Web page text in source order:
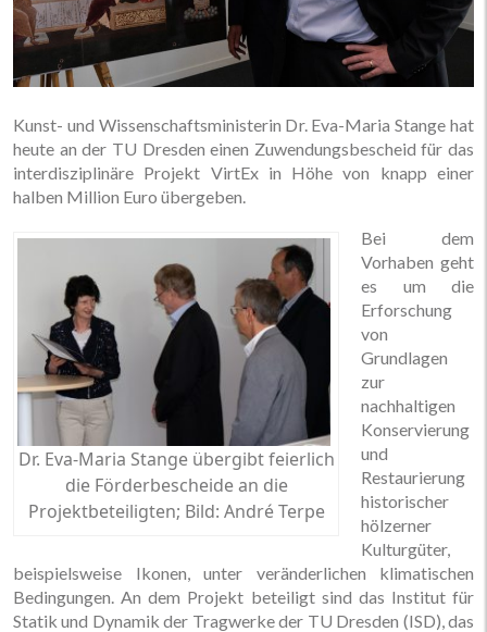
Kunst- und Wissenschaftsministerin Dr. Eva-Maria Stange hat
heute an der TU Dresden einen Zuwendungsbescheid für das
interdisziplinäre Projekt VirtEx in Höhe von knapp einer
halben Million Euro übergeben.
Dr. Eva-Maria Stange übergibt feierlich
die Förderbescheide an die
Projektbeteiligten; Bild: André Terpe
Bei dem
Vorhaben geht
es um die
Erforschung
von
Grundlagen
zur
nachhaltigen
Konservierung
und
Restaurierung
historischer
hölzerner
Kulturgüter,
beispielsweise Ikonen, unter veränderlichen klimatischen
Bedingungen. An dem Projekt beteiligt sind das Institut für
Statik und Dynamik der Tragwerke der TU Dresden (ISD), das